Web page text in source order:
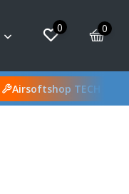
0 0
Airsoftshop TECH